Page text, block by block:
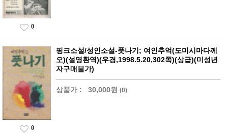
0
핑크소설/성인소설-풋나기; 여인추억(도미시마다께
오)(설영환역)(우경,1998.5.20,302쪽)(상급)(미성년
자구매불가)
상품가 : 30,000원 (0)
0